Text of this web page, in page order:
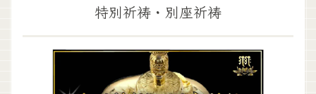
特別祈祷・別座祈祷